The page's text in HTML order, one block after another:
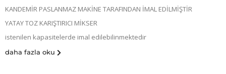
KANDEMİR PASLANMAZ MAKİNE TARAFINDAN İMAL EDİLMİŞTİR
YATAY TOZ KARIŞTIRICI MİKSER
istenilen kapasitelerde imal edilebilinmektedir
daha fazla oku